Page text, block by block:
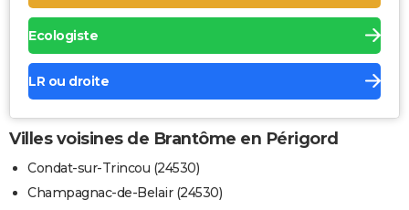
Ecologiste
LR ou droite
Villes voisines de Brantôme en Périgord
Condat-sur-Trincou (24530)
Champagnac-de-Belair (24530)